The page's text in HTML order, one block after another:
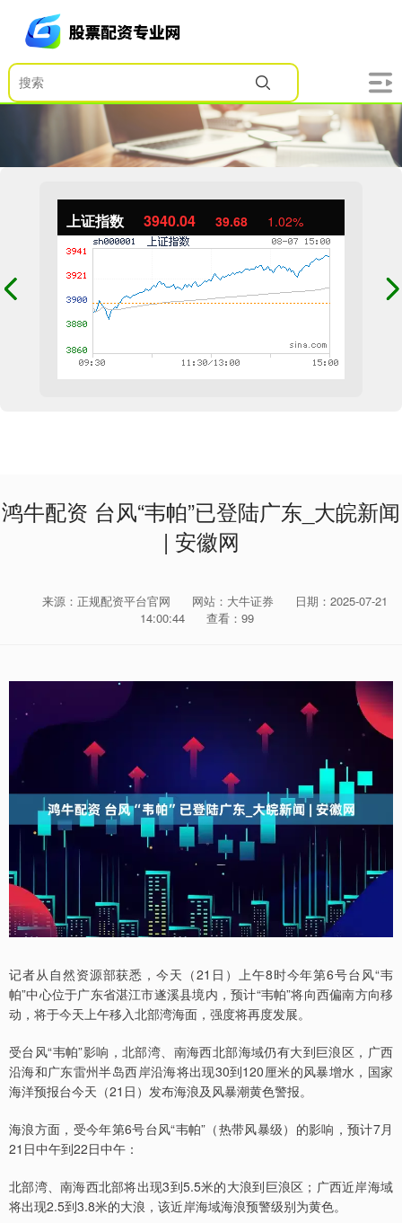
上证指数 3940.04 39.68 1.02%
鸿牛配资 台风“韦帕”已登陆广东_大皖新闻
| 安徽网
来源：正规配资平台官网 网站：大牛证券
日期：2025-07-21
14:00:44
查看：99
记者从自然资源部获悉，今天（21日）上午8时今年第6号台风“韦
帕”中心位于广东省湛江市遂溪县境内，预计“韦帕”将向西偏南方向移
动，将于今天上午移入北部湾海面，强度将再度发展。
受台风“韦帕”影响，北部湾、南海西北部海域仍有大到巨浪区，广西
沿海和广东雷州半岛西岸沿海将出现30到120厘米的风暴增水，国家
海洋预报台今天（21日）发布海浪及风暴潮黄色警报。
海浪方面，受今年第6号台风“韦帕”（热带风暴级）的影响，预计7月
21日中午到22日中午：
北部湾、南海西北部将出现3到5.5米的大浪到巨浪区；广西近岸海域
将出现2.5到3.8米的大浪，该近岸海域海浪预警级别为黄色。